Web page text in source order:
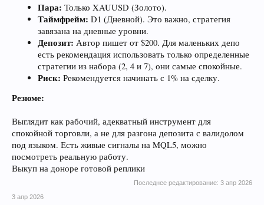
Пара: Только XAUUSD (Золото).
Таймфрейм: D1 (Дневной). Это важно, стратегия
завязана на дневные уровни.
Депозит: Автор пишет от $200. Для маленьких депо
есть рекомендация использовать только определенные
стратегии из набора (2, 4 и 7), они самые спокойные.
Риск: Рекомендуется начинать с 1% на сделку.
Резюме:
Выглядит как рабочий, адекватный инструмент для
спокойной торговли, а не для разгона депозита с валидолом
под языком. Есть живые сигналы на MQL5, можно
посмотреть реальную работу.
Выкуп на доноре готовой реплики
Последнее редактирование: 3 апр 2026
3 апр 2026